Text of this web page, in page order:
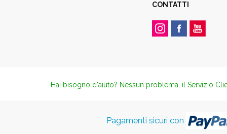
CONTATTI
Hai bisogno d'aiuto? Nessun problema, il Servizio
Pagamenti sicuri con